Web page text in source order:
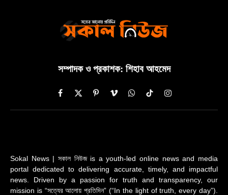
সম্পাদক ও প্রকাশক: শিহাব আহমেদ
Facebook
X
(Twitter)
PinterestVimeoWhatsAppTikTokInstagram
Sokal News | সকাল নিউজ is a youth-led online news and media
portal dedicated to delivering accurate, timely, and impactful
news. Driven by a passion for truth and transparency, our
mission is “সত্যের আলোয় প্রতিদিন” (“In the light of truth, every day”).